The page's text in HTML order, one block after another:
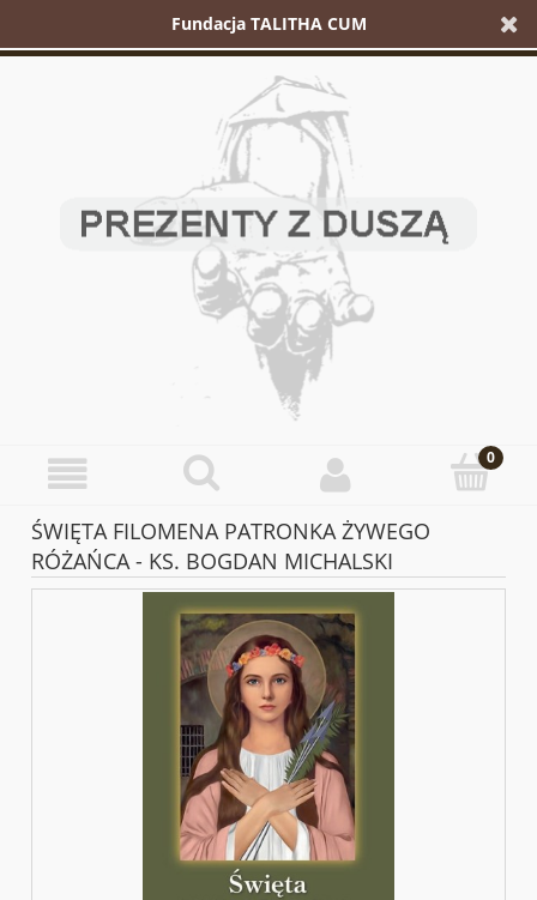
Fundacja TALITHA CUM
ŚWIĘTA FILOMENA PATRONKA ŻYWEGO
RÓŻAŃCA - KS. BOGDAN MICHALSKI